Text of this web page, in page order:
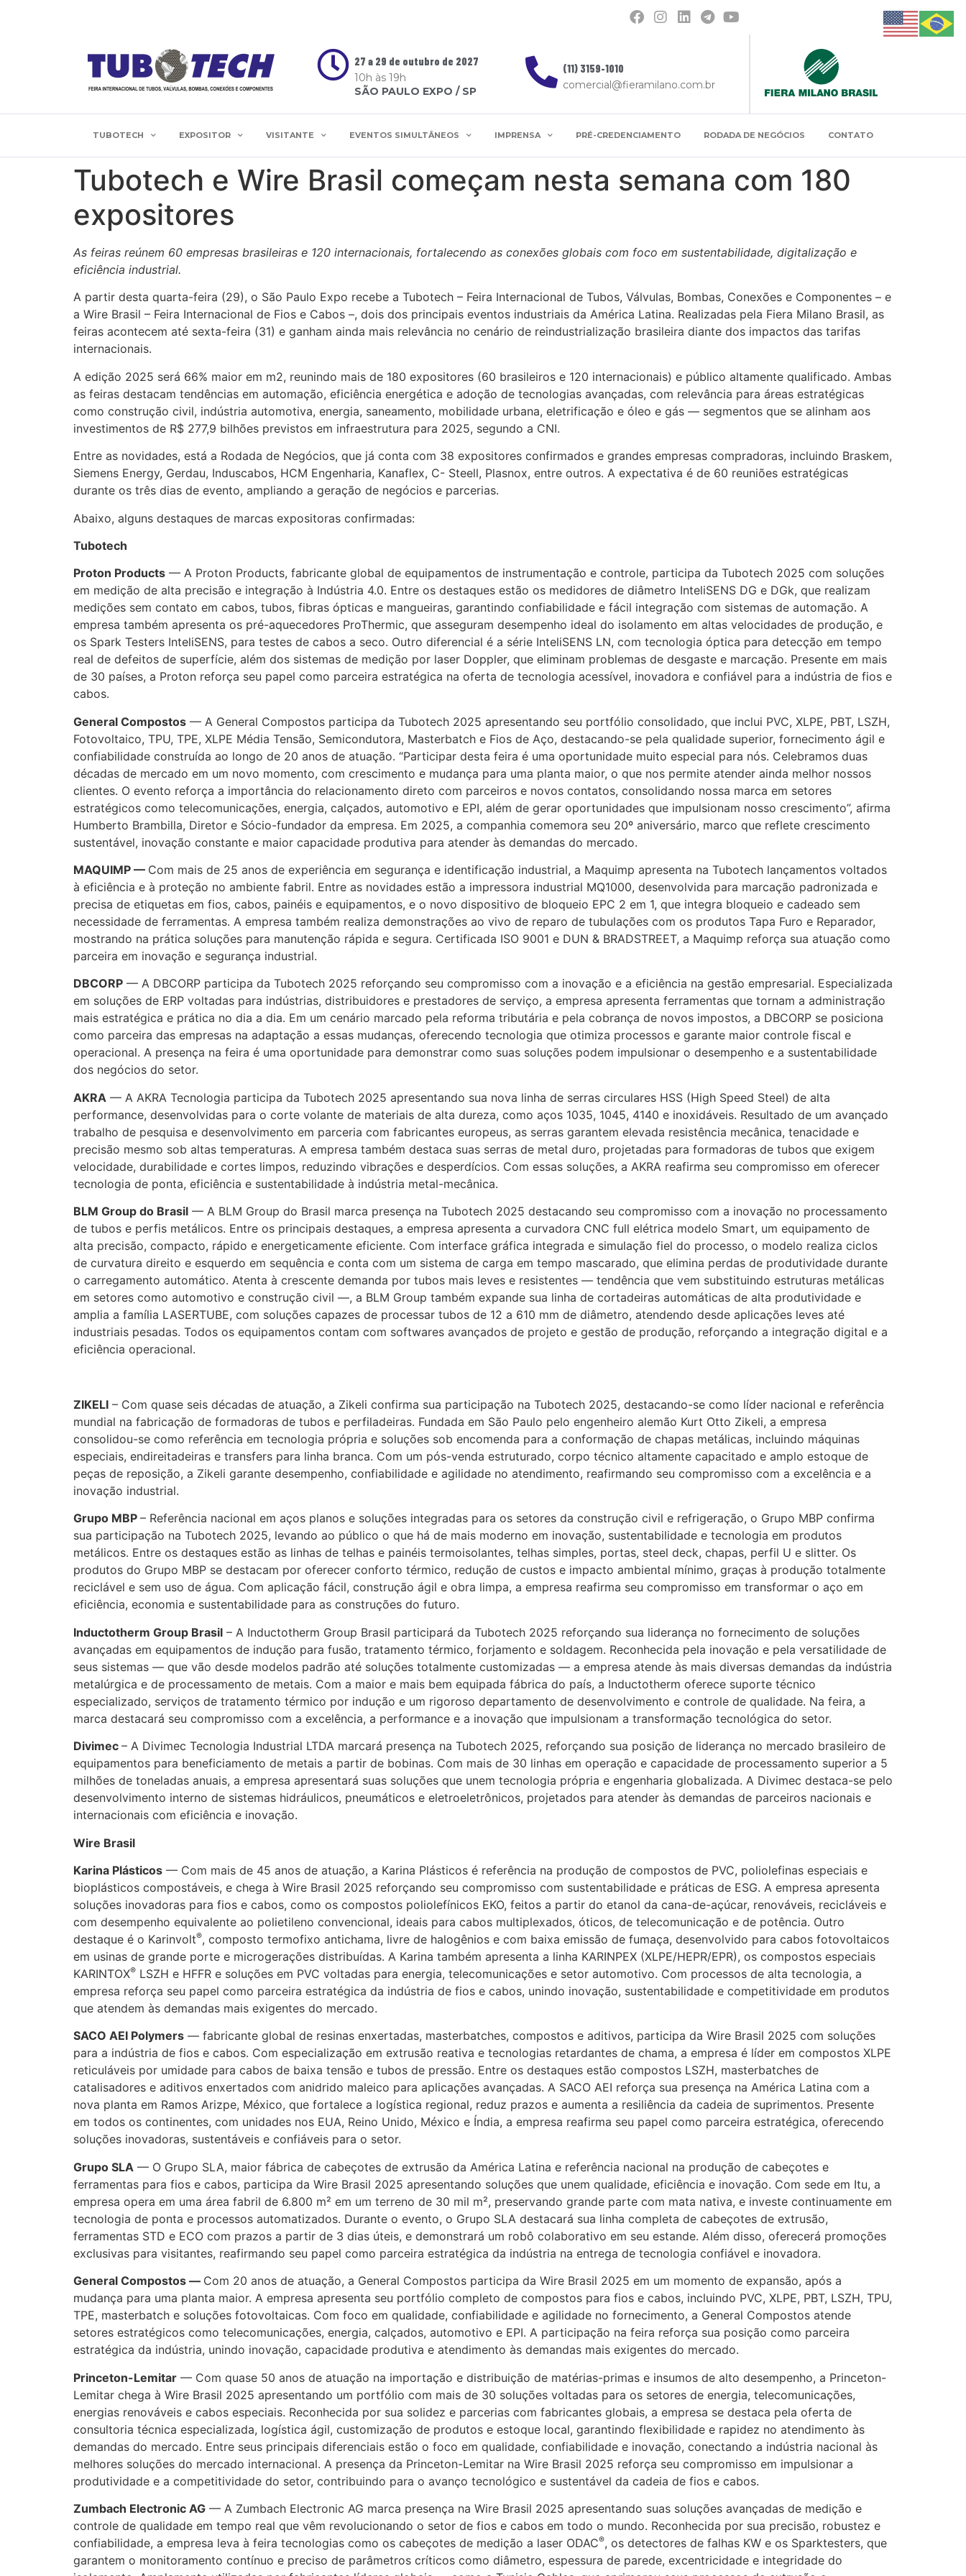
27 a 29 de outubro de 2027
10h às 19h
SÃO PAULO EXPO / SP
(11) 3159-1010
comercial@fieramilano.com.br
TUBOTECH EXPOSITOR VISITANTE EVENTOS SIMULTÂNEOS IMPRENSA PRÉ-CREDENCIAMENTO RODADA DE NEGÓCIOS CONTATO
Tubotech e Wire Brasil começam nesta semana com 180
expositores
As feiras reúnem 60 empresas brasileiras e 120 internacionais, fortalecendo as conexões globais com foco em sustentabilidade, digitalização e
eficiência industrial.
A partir desta quarta-feira (29), o São Paulo Expo recebe a Tubotech – Feira Internacional de Tubos, Válvulas, Bombas, Conexões e Componentes – e
a Wire Brasil – Feira Internacional de Fios e Cabos –, dois dos principais eventos industriais da América Latina. Realizadas pela Fiera Milano Brasil, as
feiras acontecem até sexta-feira (31) e ganham ainda mais relevância no cenário de reindustrialização brasileira diante dos impactos das tarifas
internacionais.
A edição 2025 será 66% maior em m2, reunindo mais de 180 expositores (60 brasileiros e 120 internacionais) e público altamente qualificado. Ambas
as feiras destacam tendências em automação, eficiência energética e adoção de tecnologias avançadas, com relevância para áreas estratégicas
como construção civil, indústria automotiva, energia, saneamento, mobilidade urbana, eletrificação e óleo e gás — segmentos que se alinham aos
investimentos de R$ 277,9 bilhões previstos em infraestrutura para 2025, segundo a CNI.
Entre as novidades, está a Rodada de Negócios, que já conta com 38 expositores confirmados e grandes empresas compradoras, incluindo Braskem,
Siemens Energy, Gerdau, Induscabos, HCM Engenharia, Kanaflex, C- Steell, Plasnox, entre outros. A expectativa é de 60 reuniões estratégicas
durante os três dias de evento, ampliando a geração de negócios e parcerias.
Abaixo, alguns destaques de marcas expositoras confirmadas:
Tubotech
Proton Products — A Proton Products, fabricante global de equipamentos de instrumentação e controle, participa da Tubotech 2025 com soluções
em medição de alta precisão e integração à Indústria 4.0. Entre os destaques estão os medidores de diâmetro InteliSENS DG e DGk, que realizam
medições sem contato em cabos, tubos, fibras ópticas e mangueiras, garantindo confiabilidade e fácil integração com sistemas de automação. A
empresa também apresenta os pré-aquecedores ProThermic, que asseguram desempenho ideal do isolamento em altas velocidades de produção, e
os Spark Testers InteliSENS, para testes de cabos a seco. Outro diferencial é a série InteliSENS LN, com tecnologia óptica para detecção em tempo
real de defeitos de superfície, além dos sistemas de medição por laser Doppler, que eliminam problemas de desgaste e marcação. Presente em mais
de 30 países, a Proton reforça seu papel como parceira estratégica na oferta de tecnologia acessível, inovadora e confiável para a indústria de fios e
cabos.
General Compostos — A General Compostos participa da Tubotech 2025 apresentando seu portfólio consolidado, que inclui PVC, XLPE, PBT, LSZH,
Fotovoltaico, TPU, TPE, XLPE Média Tensão, Semicondutora, Masterbatch e Fios de Aço, destacando-se pela qualidade superior, fornecimento ágil e
confiabilidade construída ao longo de 20 anos de atuação. “Participar desta feira é uma oportunidade muito especial para nós. Celebramos duas
décadas de mercado em um novo momento, com crescimento e mudança para uma planta maior, o que nos permite atender ainda melhor nossos
clientes. O evento reforça a importância do relacionamento direto com parceiros e novos contatos, consolidando nossa marca em setores
estratégicos como telecomunicações, energia, calçados, automotivo e EPI, além de gerar oportunidades que impulsionam nosso crescimento”, afirma
Humberto Brambilla, Diretor e Sócio-fundador da empresa. Em 2025, a companhia comemora seu 20º aniversário, marco que reflete crescimento
sustentável, inovação constante e maior capacidade produtiva para atender às demandas do mercado.
MAQUIMP — Com mais de 25 anos de experiência em segurança e identificação industrial, a Maquimp apresenta na Tubotech lançamentos voltados
à eficiência e à proteção no ambiente fabril. Entre as novidades estão a impressora industrial MQ1000, desenvolvida para marcação padronizada e
precisa de etiquetas em fios, cabos, painéis e equipamentos, e o novo dispositivo de bloqueio EPC 2 em 1, que integra bloqueio e cadeado sem
necessidade de ferramentas. A empresa também realiza demonstrações ao vivo de reparo de tubulações com os produtos Tapa Furo e Reparador,
mostrando na prática soluções para manutenção rápida e segura. Certificada ISO 9001 e DUN & BRADSTREET, a Maquimp reforça sua atuação como
parceira em inovação e segurança industrial.
DBCORP — A DBCORP participa da Tubotech 2025 reforçando seu compromisso com a inovação e a eficiência na gestão empresarial. Especializada
em soluções de ERP voltadas para indústrias, distribuidores e prestadores de serviço, a empresa apresenta ferramentas que tornam a administração
mais estratégica e prática no dia a dia. Em um cenário marcado pela reforma tributária e pela cobrança de novos impostos, a DBCORP se posiciona
como parceira das empresas na adaptação a essas mudanças, oferecendo tecnologia que otimiza processos e garante maior controle fiscal e
operacional. A presença na feira é uma oportunidade para demonstrar como suas soluções podem impulsionar o desempenho e a sustentabilidade
dos negócios do setor.
AKRA — A AKRA Tecnologia participa da Tubotech 2025 apresentando sua nova linha de serras circulares HSS (High Speed Steel) de alta
performance, desenvolvidas para o corte volante de materiais de alta dureza, como aços 1035, 1045, 4140 e inoxidáveis. Resultado de um avançado
trabalho de pesquisa e desenvolvimento em parceria com fabricantes europeus, as serras garantem elevada resistência mecânica, tenacidade e
precisão mesmo sob altas temperaturas. A empresa também destaca suas serras de metal duro, projetadas para formadoras de tubos que exigem
velocidade, durabilidade e cortes limpos, reduzindo vibrações e desperdícios. Com essas soluções, a AKRA reafirma seu compromisso em oferecer
tecnologia de ponta, eficiência e sustentabilidade à indústria metal-mecânica.
BLM Group do Brasil — A BLM Group do Brasil marca presença na Tubotech 2025 destacando seu compromisso com a inovação no processamento
de tubos e perfis metálicos. Entre os principais destaques, a empresa apresenta a curvadora CNC full elétrica modelo Smart, um equipamento de
alta precisão, compacto, rápido e energeticamente eficiente. Com interface gráfica integrada e simulação fiel do processo, o modelo realiza ciclos
de curvatura direito e esquerdo em sequência e conta com um sistema de carga em tempo mascarado, que elimina perdas de produtividade durante
o carregamento automático. Atenta à crescente demanda por tubos mais leves e resistentes — tendência que vem substituindo estruturas metálicas
em setores como automotivo e construção civil —, a BLM Group também expande sua linha de cortadeiras automáticas de alta produtividade e
amplia a família LASERTUBE, com soluções capazes de processar tubos de 12 a 610 mm de diâmetro, atendendo desde aplicações leves até
industriais pesadas. Todos os equipamentos contam com softwares avançados de projeto e gestão de produção, reforçando a integração digital e a
eficiência operacional.
ZIKELI – Com quase seis décadas de atuação, a Zikeli confirma sua participação na Tubotech 2025, destacando-se como líder nacional e referência
mundial na fabricação de formadoras de tubos e perfiladeiras. Fundada em São Paulo pelo engenheiro alemão Kurt Otto Zikeli, a empresa
consolidou-se como referência em tecnologia própria e soluções sob encomenda para a conformação de chapas metálicas, incluindo máquinas
especiais, endireitadeiras e transfers para linha branca. Com um pós-venda estruturado, corpo técnico altamente capacitado e amplo estoque de
peças de reposição, a Zikeli garante desempenho, confiabilidade e agilidade no atendimento, reafirmando seu compromisso com a excelência e a
inovação industrial.
Grupo MBP – Referência nacional em aços planos e soluções integradas para os setores da construção civil e refrigeração, o Grupo MBP confirma
sua participação na Tubotech 2025, levando ao público o que há de mais moderno em inovação, sustentabilidade e tecnologia em produtos
metálicos. Entre os destaques estão as linhas de telhas e painéis termoisolantes, telhas simples, portas, steel deck, chapas, perfil U e slitter. Os
produtos do Grupo MBP se destacam por oferecer conforto térmico, redução de custos e impacto ambiental mínimo, graças à produção totalmente
reciclável e sem uso de água. Com aplicação fácil, construção ágil e obra limpa, a empresa reafirma seu compromisso em transformar o aço em
eficiência, economia e sustentabilidade para as construções do futuro.
Inductotherm Group Brasil – A Inductotherm Group Brasil participará da Tubotech 2025 reforçando sua liderança no fornecimento de soluções
avançadas em equipamentos de indução para fusão, tratamento térmico, forjamento e soldagem. Reconhecida pela inovação e pela versatilidade de
seus sistemas — que vão desde modelos padrão até soluções totalmente customizadas — a empresa atende às mais diversas demandas da indústria
metalúrgica e de processamento de metais. Com a maior e mais bem equipada fábrica do país, a Inductotherm oferece suporte técnico
especializado, serviços de tratamento térmico por indução e um rigoroso departamento de desenvolvimento e controle de qualidade. Na feira, a
marca destacará seu compromisso com a excelência, a performance e a inovação que impulsionam a transformação tecnológica do setor.
Divimec – A Divimec Tecnologia Industrial LTDA marcará presença na Tubotech 2025, reforçando sua posição de liderança no mercado brasileiro de
equipamentos para beneficiamento de metais a partir de bobinas. Com mais de 30 linhas em operação e capacidade de processamento superior a 5
milhões de toneladas anuais, a empresa apresentará suas soluções que unem tecnologia própria e engenharia globalizada. A Divimec destaca-se pelo
desenvolvimento interno de sistemas hidráulicos, pneumáticos e eletroeletrônicos, projetados para atender às demandas de parceiros nacionais e
internacionais com eficiência e inovação.
Wire Brasil
Karina Plásticos — Com mais de 45 anos de atuação, a Karina Plásticos é referência na produção de compostos de PVC, poliolefinas especiais e
bioplásticos compostáveis, e chega à Wire Brasil 2025 reforçando seu compromisso com sustentabilidade e práticas de ESG. A empresa apresenta
soluções inovadoras para fios e cabos, como os compostos poliolefínicos EKO, feitos a partir do etanol da cana-de-açúcar, renováveis, recicláveis e
com desempenho equivalente ao polietileno convencional, ideais para cabos multiplexados, óticos, de telecomunicação e de potência. Outro
destaque é o Karinvolt®, composto termofixo antichama, livre de halogênios e com baixa emissão de fumaça, desenvolvido para cabos fotovoltaicos
em usinas de grande porte e microgerações distribuídas. A Karina também apresenta a linha KARINPEX (XLPE/HEPR/EPR), os compostos especiais
KARINTOX® LSZH e HFFR e soluções em PVC voltadas para energia, telecomunicações e setor automotivo. Com processos de alta tecnologia, a
empresa reforça seu papel como parceira estratégica da indústria de fios e cabos, unindo inovação, sustentabilidade e competitividade em produtos
que atendem às demandas mais exigentes do mercado.
SACO AEI Polymers — fabricante global de resinas enxertadas, masterbatches, compostos e aditivos, participa da Wire Brasil 2025 com soluções
para a indústria de fios e cabos. Com especialização em extrusão reativa e tecnologias retardantes de chama, a empresa é líder em compostos XLPE
reticuláveis por umidade para cabos de baixa tensão e tubos de pressão. Entre os destaques estão compostos LSZH, masterbatches de
catalisadores e aditivos enxertados com anidrido maleico para aplicações avançadas. A SACO AEI reforça sua presença na América Latina com a
nova planta em Ramos Arizpe, México, que fortalece a logística regional, reduz prazos e aumenta a resiliência da cadeia de suprimentos. Presente
em todos os continentes, com unidades nos EUA, Reino Unido, México e Índia, a empresa reafirma seu papel como parceira estratégica, oferecendo
soluções inovadoras, sustentáveis e confiáveis para o setor.
Grupo SLA — O Grupo SLA, maior fábrica de cabeçotes de extrusão da América Latina e referência nacional na produção de cabeçotes e
ferramentas para fios e cabos, participa da Wire Brasil 2025 apresentando soluções que unem qualidade, eficiência e inovação. Com sede em Itu, a
empresa opera em uma área fabril de 6.800 m² em um terreno de 30 mil m², preservando grande parte com mata nativa, e investe continuamente em
tecnologia de ponta e processos automatizados. Durante o evento, o Grupo SLA destacará sua linha completa de cabeçotes de extrusão,
ferramentas STD e ECO com prazos a partir de 3 dias úteis, e demonstrará um robô colaborativo em seu estande. Além disso, oferecerá promoções
exclusivas para visitantes, reafirmando seu papel como parceira estratégica da indústria na entrega de tecnologia confiável e inovadora.
General Compostos — Com 20 anos de atuação, a General Compostos participa da Wire Brasil 2025 em um momento de expansão, após a
mudança para uma planta maior. A empresa apresenta seu portfólio completo de compostos para fios e cabos, incluindo PVC, XLPE, PBT, LSZH, TPU,
TPE, masterbatch e soluções fotovoltaicas. Com foco em qualidade, confiabilidade e agilidade no fornecimento, a General Compostos atende
setores estratégicos como telecomunicações, energia, calçados, automotivo e EPI. A participação na feira reforça sua posição como parceira
estratégica da indústria, unindo inovação, capacidade produtiva e atendimento às demandas mais exigentes do mercado.
Princeton-Lemitar — Com quase 50 anos de atuação na importação e distribuição de matérias-primas e insumos de alto desempenho, a Princeton-
Lemitar chega à Wire Brasil 2025 apresentando um portfólio com mais de 30 soluções voltadas para os setores de energia, telecomunicações,
energias renováveis e cabos especiais. Reconhecida por sua solidez e parcerias com fabricantes globais, a empresa se destaca pela oferta de
consultoria técnica especializada, logística ágil, customização de produtos e estoque local, garantindo flexibilidade e rapidez no atendimento às
demandas do mercado. Entre seus principais diferenciais estão o foco em qualidade, confiabilidade e inovação, conectando a indústria nacional às
melhores soluções do mercado internacional. A presença da Princeton-Lemitar na Wire Brasil 2025 reforça seu compromisso em impulsionar a
produtividade e a competitividade do setor, contribuindo para o avanço tecnológico e sustentável da cadeia de fios e cabos.
Zumbach Electronic AG — A Zumbach Electronic AG marca presença na Wire Brasil 2025 apresentando suas soluções avançadas de medição e
controle de qualidade em tempo real que vêm revolucionando o setor de fios e cabos em todo o mundo. Reconhecida por sua precisão, robustez e
confiabilidade, a empresa leva à feira tecnologias como os cabeçotes de medição a laser ODAC®, os detectores de falhas KW e os Sparktesters, que
garantem o monitoramento contínuo e preciso de parâmetros críticos como diâmetro, espessura de parede, excentricidade e integridade do